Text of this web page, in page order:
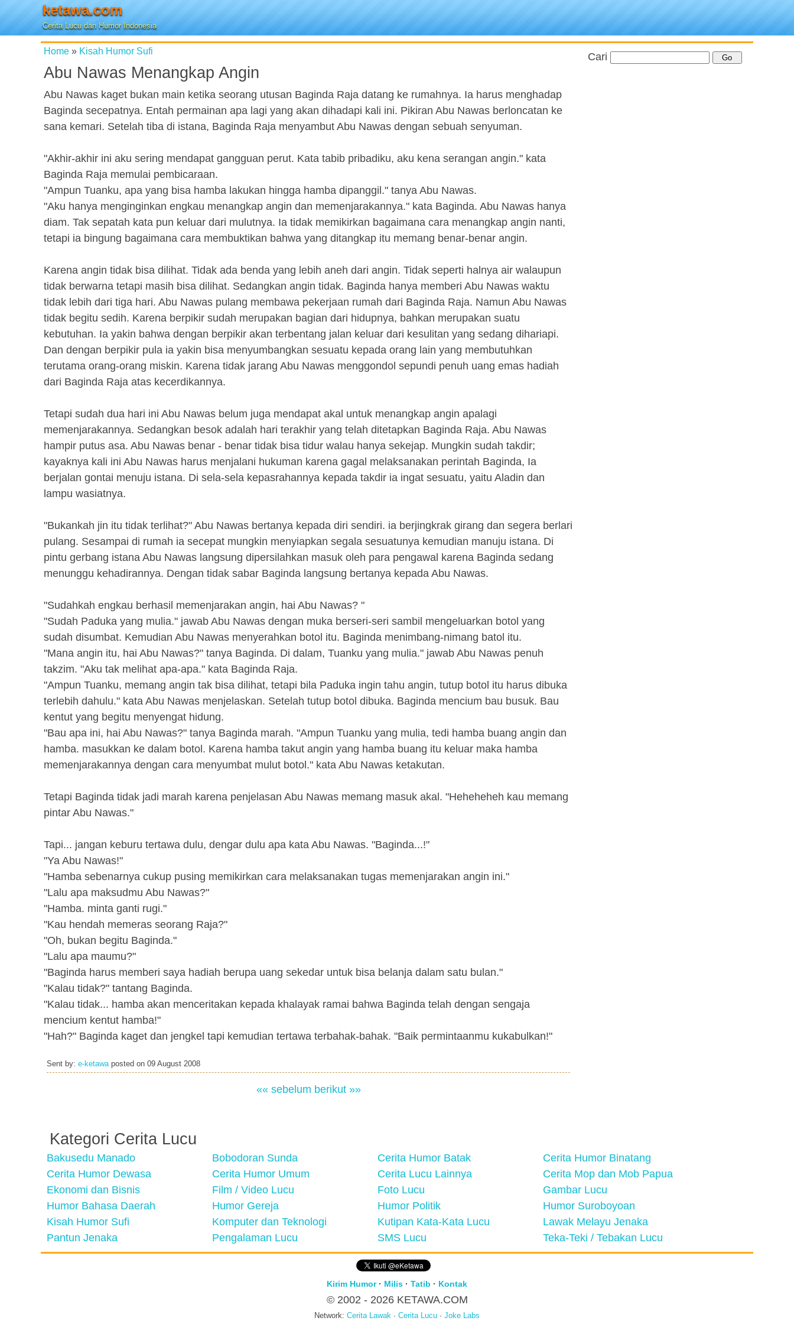
ketawa.com
Cerita Lucu dan Humor Indonesia
Home » Kisah Humor Sufi
Abu Nawas Menangkap Angin
Abu Nawas kaget bukan main ketika seorang utusan Baginda Raja datang ke rumahnya. Ia harus menghadap
Baginda secepatnya. Entah permainan apa lagi yang akan dihadapi kali ini. Pikiran Abu Nawas berloncatan ke
sana kemari. Setelah tiba di istana, Baginda Raja menyambut Abu Nawas dengan sebuah senyuman.
"Akhir-akhir ini aku sering mendapat gangguan perut. Kata tabib pribadiku, aku kena serangan angin." kata
Baginda Raja memulai pembicaraan.
"Ampun Tuanku, apa yang bisa hamba lakukan hingga hamba dipanggil." tanya Abu Nawas.
"Aku hanya menginginkan engkau menangkap angin dan memenjarakannya." kata Baginda. Abu Nawas hanya
diam. Tak sepatah kata pun keluar dari mulutnya. Ia tidak memikirkan bagaimana cara menangkap angin nanti,
tetapi ia bingung bagaimana cara membuktikan bahwa yang ditangkap itu memang benar-benar angin.
Karena angin tidak bisa dilihat. Tidak ada benda yang lebih aneh dari angin. Tidak seperti halnya air walaupun
tidak berwarna tetapi masih bisa dilihat. Sedangkan angin tidak. Baginda hanya memberi Abu Nawas waktu
tidak lebih dari tiga hari. Abu Nawas pulang membawa pekerjaan rumah dari Baginda Raja. Namun Abu Nawas
tidak begitu sedih. Karena berpikir sudah merupakan bagian dari hidupnya, bahkan merupakan suatu
kebutuhan. Ia yakin bahwa dengan berpikir akan terbentang jalan keluar dari kesulitan yang sedang dihariapi.
Dan dengan berpikir pula ia yakin bisa menyumbangkan sesuatu kepada orang lain yang membutuhkan
terutama orang-orang miskin. Karena tidak jarang Abu Nawas menggondol sepundi penuh uang emas hadiah
dari Baginda Raja atas kecerdikannya.
Tetapi sudah dua hari ini Abu Nawas belum juga mendapat akal untuk menangkap angin apalagi
memenjarakannya. Sedangkan besok adalah hari terakhir yang telah ditetapkan Baginda Raja. Abu Nawas
hampir putus asa. Abu Nawas benar - benar tidak bisa tidur walau hanya sekejap. Mungkin sudah takdir;
kayaknya kali ini Abu Nawas harus menjalani hukuman karena gagal melaksanakan perintah Baginda, Ia
berjalan gontai menuju istana. Di sela-sela kepasrahannya kepada takdir ia ingat sesuatu, yaitu Aladin dan
lampu wasiatnya.
"Bukankah jin itu tidak terlihat?" Abu Nawas bertanya kepada diri sendiri. ia berjingkrak girang dan segera berlari
pulang. Sesampai di rumah ia secepat mungkin menyiapkan segala sesuatunya kemudian manuju istana. Di
pintu gerbang istana Abu Nawas langsung dipersilahkan masuk oleh para pengawal karena Baginda sedang
menunggu kehadirannya. Dengan tidak sabar Baginda langsung bertanya kepada Abu Nawas.
"Sudahkah engkau berhasil memenjarakan angin, hai Abu Nawas? "
"Sudah Paduka yang mulia." jawab Abu Nawas dengan muka berseri-seri sambil mengeluarkan botol yang
sudah disumbat. Kemudian Abu Nawas menyerahkan botol itu. Baginda menimbang-nimang batol itu.
"Mana angin itu, hai Abu Nawas?" tanya Baginda. Di dalam, Tuanku yang mulia." jawab Abu Nawas penuh
takzim. "Aku tak melihat apa-apa." kata Baginda Raja.
"Ampun Tuanku, memang angin tak bisa dilihat, tetapi bila Paduka ingin tahu angin, tutup botol itu harus dibuka
terlebih dahulu." kata Abu Nawas menjelaskan. Setelah tutup botol dibuka. Baginda mencium bau busuk. Bau
kentut yang begitu menyengat hidung.
"Bau apa ini, hai Abu Nawas?" tanya Baginda marah. "Ampun Tuanku yang mulia, tedi hamba buang angin dan
hamba. masukkan ke dalam botol. Karena hamba takut angin yang hamba buang itu keluar maka hamba
memenjarakannya dengan cara menyumbat mulut botol." kata Abu Nawas ketakutan.
Tetapi Baginda tidak jadi marah karena penjelasan Abu Nawas memang masuk akal. "Heheheheh kau memang
pintar Abu Nawas."
Tapi... jangan keburu tertawa dulu, dengar dulu apa kata Abu Nawas. "Baginda...!"
"Ya Abu Nawas!"
"Hamba sebenarnya cukup pusing memikirkan cara melaksanakan tugas memenjarakan angin ini."
"Lalu apa maksudmu Abu Nawas?"
"Hamba. minta ganti rugi."
"Kau hendah memeras seorang Raja?"
"Oh, bukan begitu Baginda."
"Lalu apa maumu?"
"Baginda harus memberi saya hadiah berupa uang sekedar untuk bisa belanja dalam satu bulan."
"Kalau tidak?" tantang Baginda.
"Kalau tidak... hamba akan menceritakan kepada khalayak ramai bahwa Baginda telah dengan sengaja
mencium kentut hamba!"
"Hah?" Baginda kaget dan jengkel tapi kemudian tertawa terbahak-bahak. "Baik permintaanmu kukabulkan!"
Sent by: e-ketawaposted on 09 August 2008
«« sebelum berikut »»
Cari
Kategori Cerita Lucu
Bakusedu Manado Bobodoran Sunda Cerita Humor Batak
Cerita Humor Binatang
Cerita Humor Dewasa
Cerita Humor Umum Cerita Lucu Lainnya
Cerita Mop dan Mob Papua
Ekonomi dan Bisnis
Film / Video Lucu Foto Lucu
Gambar Lucu
Humor Bahasa Daerah
Humor Gereja Humor Politik
Humor Suroboyoan
Kisah Humor Sufi
Komputer dan Teknologi Kutipan Kata-Kata Lucu
Lawak Melayu Jenaka
Pantun Jenaka
Pengalaman Lucu SMS Lucu Teka-Teki / Tebakan Lucu
Kirim Humor· Milis · Tatib · Kontak
© 2002 - 2026 KETAWA.COM
Network: Cerita Lawak · Cerita Lucu · Joke Labs